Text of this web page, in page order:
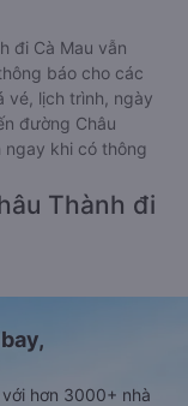
đi Cà Mau vẫn
báo cho các
vé, lịch trình, ngày
đường Châu
ngay khi có thông
Thành đi
hơn 3000+ nhà